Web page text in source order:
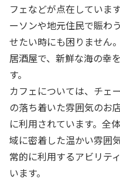
フェなどが点在していま
ーソンや地元住民で賑わ
せたい時にも困りません
居酒屋で、新鮮な海の幸
す。
カフェについては、チェ
の落ち着いた雰囲気のお
に利用されています。全
域に密着した温かい雰囲
常的に利用するアビリテ
います。